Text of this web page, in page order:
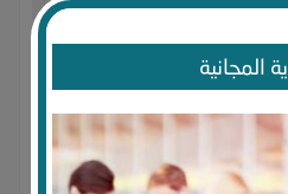
المجانية
عدد الاعضاء : 2 الأعضاء
وفاكهة